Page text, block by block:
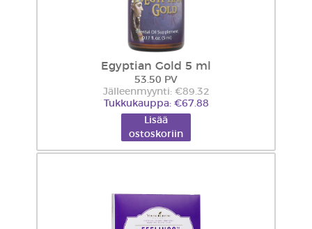
Egyptian Gold 5 ml
53.50 PV
Jälleenmyynti: €89.32
Tukkukauppa: €67.88
Lisää
ostoskoriin